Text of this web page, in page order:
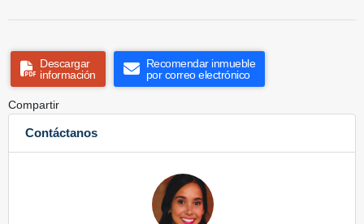
Descargar
información
Recomendar inmueble
por correo electrónico
Compartir
Contáctanos